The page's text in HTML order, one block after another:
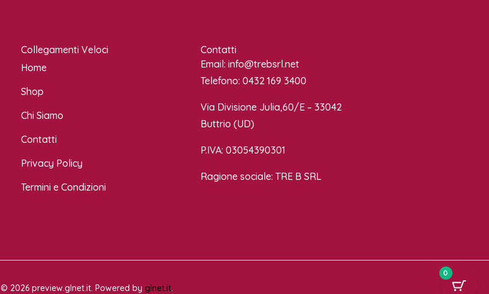
Collegamenti Veloci
Home
Shop
Chi Siamo
Contatti
Privacy Policy
Termini e Condizioni
Contatti
Email: info@trebsrl.net
Telefono: 0432 169 3400
Via Divisione Julia,60/E – 33042
Buttrio (UD)
P.IVA: 03054390301
Ragione sociale: TRE B SRL
© 2026 preview.glnet.it. Powered by glnet.it.
0